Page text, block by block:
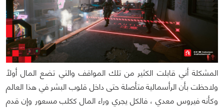
المشكلة أني قابلت الكثير من تلك المواقف والتي تضع المال أولاً
ولاحظت بأن الرأسمالية متأصلة حتى داخل قلوب البشر في هذا العالم
وكأنه فيروس معدي ، فالكل يجري وراء المال ككلب مسعور وإن قدم